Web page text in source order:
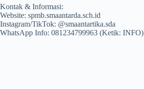
Kontak & Informasi:
Website: spmb.smaantarda.sch.id
Instagram/TikTok: @smaantartika.sda
WhatsApp Info: 081234799963 (Ketik: INFO)